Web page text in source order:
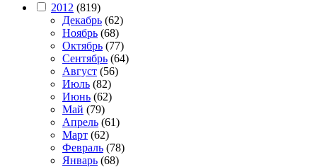
2012 (819)
Декабрь (62)
Ноябрь (68)
Октябрь (77)
Сентябрь (64)
Август (56)
Июль (82)
Июнь (62)
Май (79)
Апрель (61)
Март (62)
Февраль (78)
Январь (68)